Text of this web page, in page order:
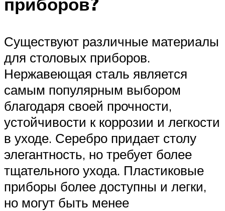
Существуют различные материалы
для столовых приборов.
Нержавеющая сталь является
самым популярным выбором
благодаря своей прочности,
устойчивости к коррозии и легкости
в уходе. Серебро придает столу
элегантность, но требует более
тщательного ухода. Пластиковые
приборы более доступны и легки,
но могут быть менее